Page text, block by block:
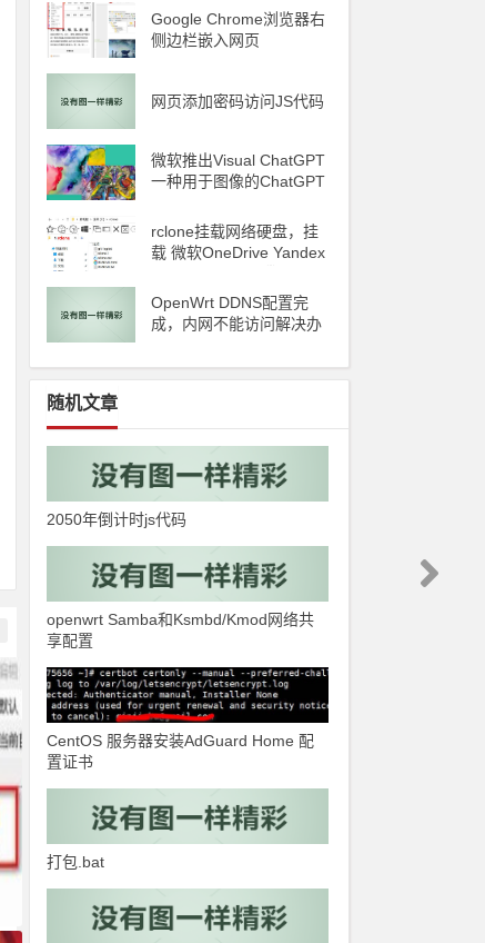
ing备份到云储存
Google Chrome浏览器右
侧边栏嵌入网页
网页添加密码访问JS代码
微软推出Visual ChatGPT
一种用于图像的ChatGPT
T 4 将能够制作视频
rclone挂载网络硬盘，挂
载 微软OneDrive Yandex
OS
OpenWrt DDNS配置完
成，内网不能访问解决办
随机文章
2050年倒计时js代码
openwrt Samba和Ksmbd/Kmod网络共
享配置
CentOS 服务器安装AdGuard Home 配
置证书
打包.bat